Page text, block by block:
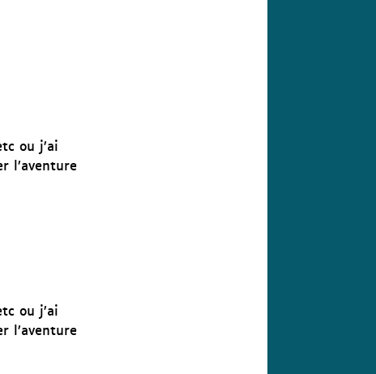
ou j’ai
l’aventure
ou j’ai
l’aventure